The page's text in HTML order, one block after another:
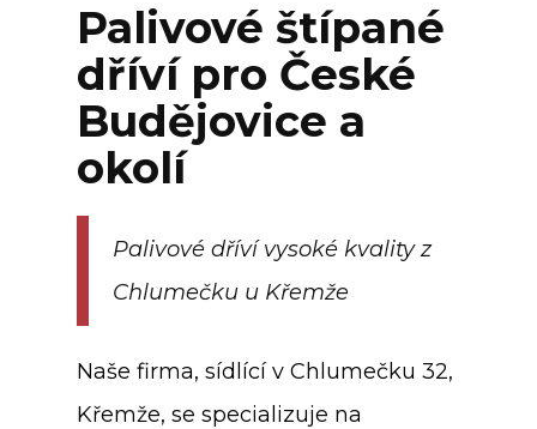
Palivové štípané
dříví pro České
Budějovice a
okolí
Palivové dříví vysoké kvality z
Chlumečku u Křemže
Naše firma, sídlící v Chlumečku 32,
Křemže, se specializuje na